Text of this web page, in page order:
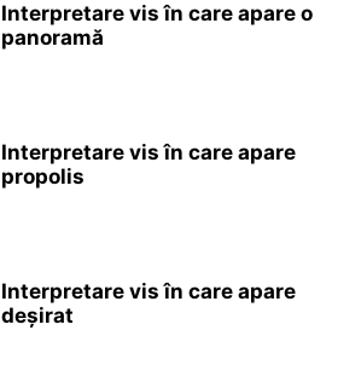
Interpretare vis în care apare o
panoramă
Interpretare vis în care apare
propolis
Interpretare vis în care apare
deșirat